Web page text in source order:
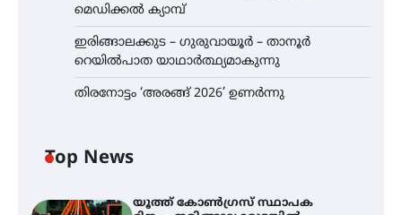
മെഡിക്കൽ ക്യാമ്പ്
ഇരിങ്ങാലക്കുട – ഗുരുവായൂർ – താനൂർ
റെയിൽപാത യാഥാർത്ഥ്യമാകുന്നു
തിരനോട്ടം ‘അരങ്ങ് 2026’ ഉണർന്നു
Top News
യൂത്ത് കോൺഗ്രസ്‌ സ്ഥാപക